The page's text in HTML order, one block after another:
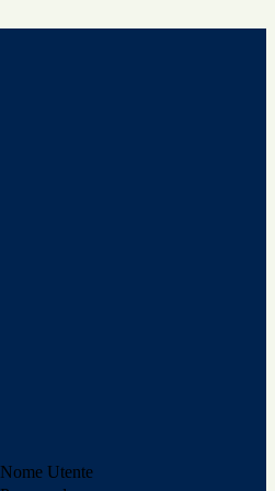
Nome Utente